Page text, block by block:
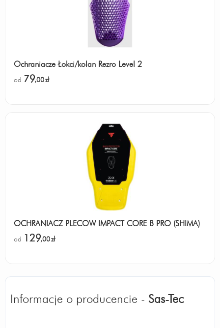
Ochraniacze Łokci/kolan Rezro Level 2
od 79,00zł
OCHRANIACZ PLECÓW IMPACT CORE B PRO (SHIMA)
od 129,00zł
Informacje o producencie - Sas-Tec